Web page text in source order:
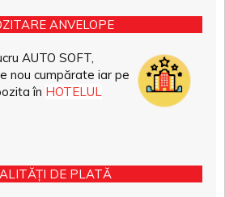
ANVELOPE
AUTO SOFT,
nou cumpărate iar pe
în HOTELUL
DE PLATĂ